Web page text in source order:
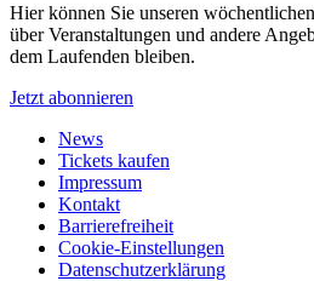
Hier können Sie unseren
über Veranstaltungen und andere
dem Laufenden bleiben.
Jetzt abonnieren
News
Tickets kaufen
Impressum
Kontakt
Barrierefreiheit
Cookie-Einstellungen
Datenschutzerklärung